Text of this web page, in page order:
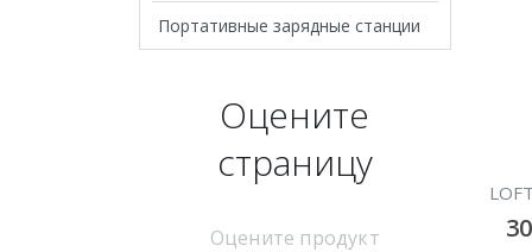
Портативные зарядные станции
Оцените
страницу
Оцените продукт